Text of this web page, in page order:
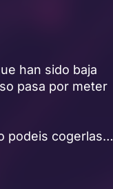
han sido baja
pasa por meter
podeis cogerlas…